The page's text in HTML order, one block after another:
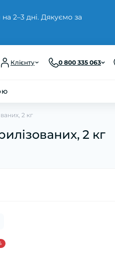
2–3 дні. Дякуємо за
Клієнту 0 800 335 063
2 кг
2 кг